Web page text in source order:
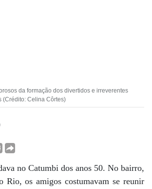
da formação dos divertidos e irreverentes
(Crédito: Celina Côrtes)
no Catumbi dos anos 50. No bairro,
Rio, os amigos costumavam se reunir